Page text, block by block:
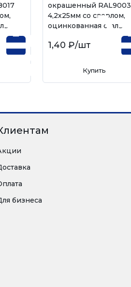
окрашенный RAL9003
4,2х25мм со сверлом,
оцинкованная сталь
1,40 ₽/шт
Купить
бизнеса